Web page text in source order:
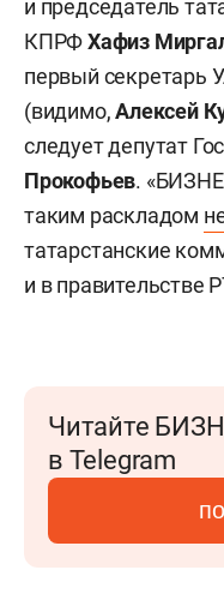
и председатель
КПРФХафиз
первый секретарь
(видимо,Алексей
следует депутат
Прокофьев.
таким раскладом
татарстанские
и в правительстве
Читайте
в Telegram